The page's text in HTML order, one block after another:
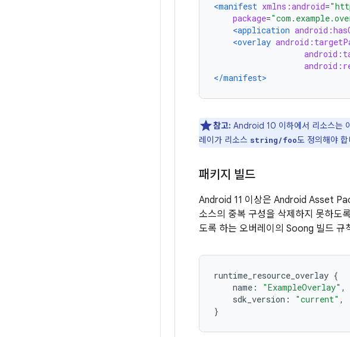
<manifest xmlns:android=
package=
<application
<overlay
</manifest>
참고: Android 10 이하에서 리소스는
레이가 리소스 string/foo도 정의해야 합
패키지 빌드
Android 11 이상은 Android Asset
소스의 중복 구성을 삭제하지 못하도
도록 하는 오버레이의 Soong 빌드 규
runtime_resource_overlay {
name : "ExampleOverlay" ,
sdk_version : "current" ,
}